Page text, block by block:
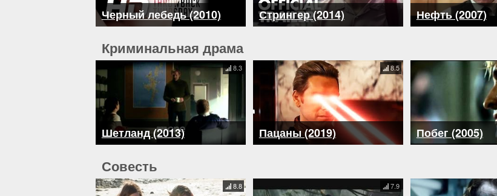
Черный лебедь (2010) Стрингер (2014) Нефть (2007)
Криминальная драма
Шетланд (2013)
8.3
Пацаны (2019)
8.5
Побег (2005)
Совесть
8.8 7.9